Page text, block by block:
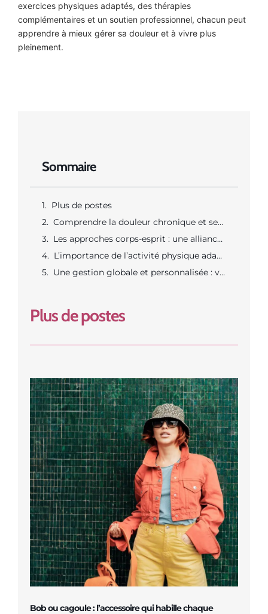
Sommaire
Plus de postes
Comprendre la douleur chronique et ses impacts
Les approches corps-esprit : une alliance précieuse
L’importance de l’activité physique adaptée
Une gestion globale et personnalisée : vers une vie plus apaisée
Plus de postes
Bob ou cagoule : l’accessoire qui habille chaque
exercices physiques adaptés, des thérapies
complémentaires et un soutien professionnel, chacun peut
apprendre à mieux gérer sa douleur et à vivre plus
pleinement.